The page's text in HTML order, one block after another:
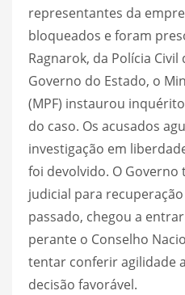
representantes da
bloqueados e foram
Ragnarok, da Polícia
Governo do Estado, o
(MPF) instaurou
do caso. Os acusados
investigação em
foi devolvido. O
judicial para
passado, chegou a
perante o Conselho
tentar conferir agilidade
decisão favorável.